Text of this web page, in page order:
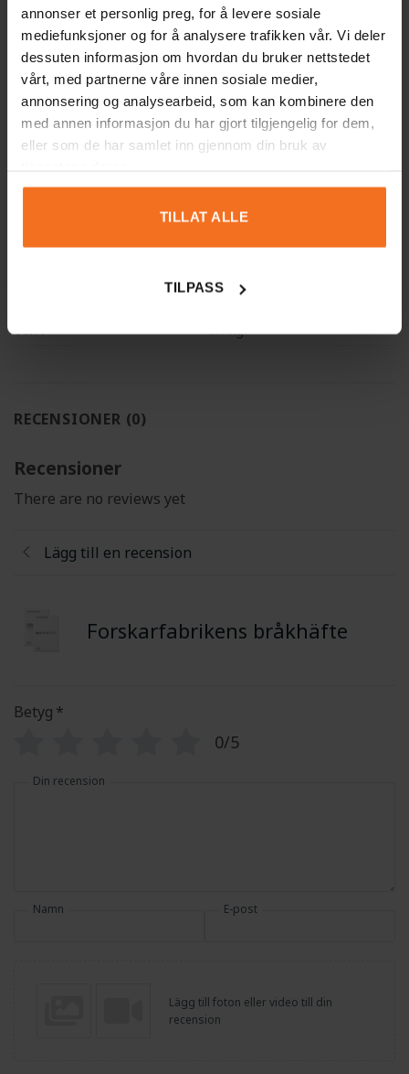
annonser et personlig preg, for å levere sosiale
mediefunksjoner og for å analysere trafikken vår. Vi deler
dessuten informasjon om hvordan du bruker nettstedet
vårt, med partnerne våre innen sosiale medier,
annonsering og analysearbeid, som kan kombinere den
med annen informasjon du har gjort tilgjengelig for dem,
eller som de har samlet inn gjennom din bruk av
TILLAT ALLE
TILPASS
Sortera bråk efter storlek
Addition och subtraktion av bråk med liknande
nämnare
Addition och subtraktion av bråk med olika nämnare
Innehåller även en ordlista med förklaringar på
lösningsförslag.
MER INFORMATION
RECENSIONER (0)
Recensioner
There are no reviews yet
Lägg till en recension
Forskarfabrikens bråkhäfte
Betyg *
0/5
Din recension
Namn E-post
Lägg till foton eller video till din
recension